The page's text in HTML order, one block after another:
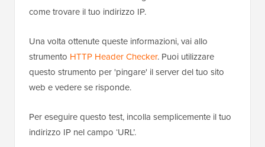
come trovare il tuo indirizzo IP.
Una volta ottenute queste informazioni, vai allo
strumento HTTP Header Checker. Puoi utilizzare
questo strumento per 'pingare' il server del tuo sito
web e vedere se risponde.
Per eseguire questo test, incolla semplicemente il tuo
indirizzo IP nel campo ‘URL’.